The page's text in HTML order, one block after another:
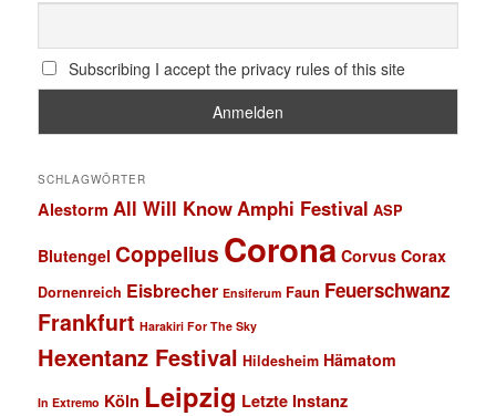
Subscribing I accept the privacy rules of this site
SCHLAGWÖRTER
Alestorm All Will Know Amphi Festival ASP
Blutengel Coppelius Corona Corvus Corax
Dornenreich Eisbrecher Ensiferum Faun Feuerschwanz
Frankfurt Harakiri For The Sky
Hexentanz Festival Hildesheim Hämatom
In Extremo Köln Leipzig Letzte Instanz